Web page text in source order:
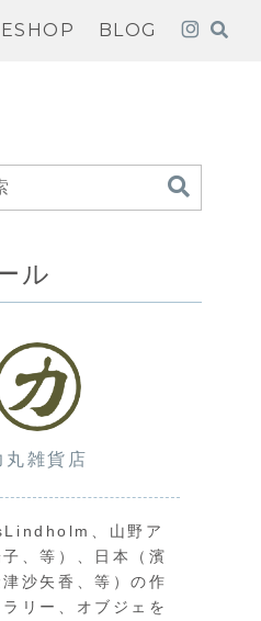
BLOG
ル
丸雑貨店
、山野ア
、等）、日本（濱
沙矢香、等）の作
リー、オブジェを